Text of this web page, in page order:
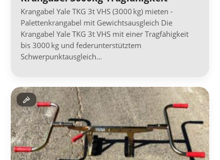
Krangabel Yale TKG 3t VHS (3000 kg) mieten -
Palettenkrangabel mit Gewichtsausgleich Die
Krangabel Yale TKG 3t VHS mit einer Tragfähigkeit
bis 3000 kg und federunterstütztem
Schwerpunktausgleich…